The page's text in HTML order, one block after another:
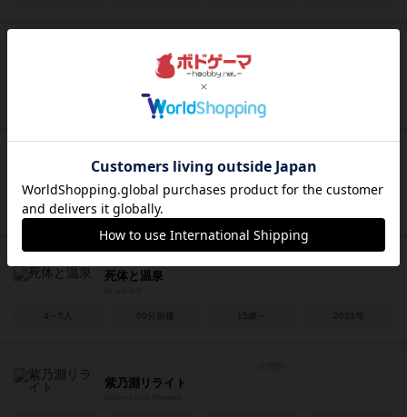
ミドラーシュ
Midrash -Word of Heaven-
20～120分 12歳～
ステラモノリス
Stella Monolith
1～2人 20～40分
死体と温泉
4～5人 60分前後 15歳～ 2021年
紫乃淵リライト